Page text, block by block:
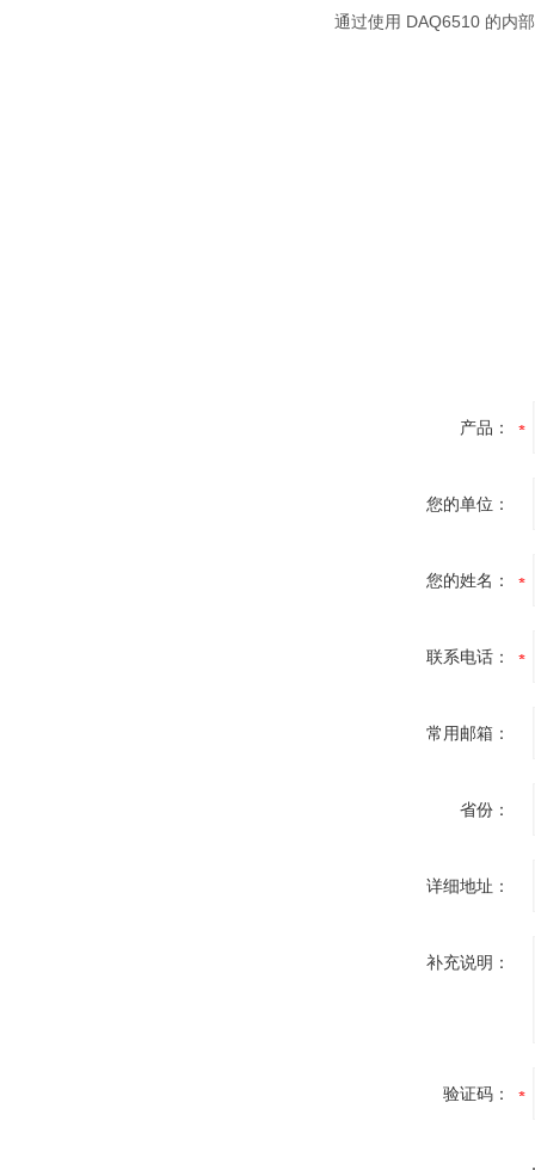
通过使用 DAQ6510 的内
产品：
您的单位：
您的姓名：
联系电话：
常用邮箱：
省份：
详细地址：
补充说明：
验证码：